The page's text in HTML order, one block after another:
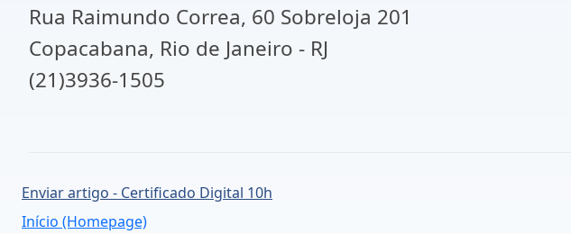
Rua Raimundo Correa, 60 Sobreloja 201
Copacabana, Rio de Janeiro - RJ
(21)3936-1505
Enviar artigo - Certificado Digital 10h
Início (Homepage)